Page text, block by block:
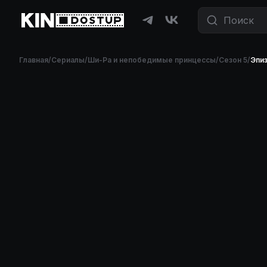
Главная/Сериалы/Ши-Ра и непобедимые принцессы/Сезон 5/